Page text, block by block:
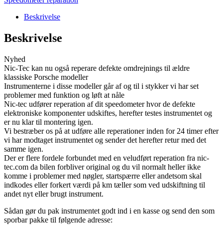
antal
Beskrivelse
Beskrivelse
Nyhed
Nic-Tec kan nu også reperare defekte omdrejnings til ældre
klassiske Porsche modeller
Instrumenterne i disse modeller går af og til i stykker vi har set
problemer med funktion og løft at nåle
Nic-tec udfører reperation af dit speedometer hvor de defekte
elektroniske komponenter udskiftes, herefter testes instrumentet og
er nu klar til montering igen.
Vi bestræber os på at udføre alle reperationer inden for 24 timer efter
vi har modtaget instrumentet og sender det herefter retur med det
samme igen.
Der er flere fordele forbundet med en veludført reperation fra nic-
tec.com da bilen forbliver original og du vil normalt heller ikke
komme i problemer med nøgler, startspærre eller andetsom skal
indkodes eller forkert værdi på km tæller som ved udskiftning til
andet nyt eller brugt instrument.
Sådan gør du pak instrumentet godt ind i en kasse og send den som
sporbar pakke til følgende adresse: